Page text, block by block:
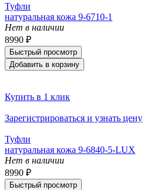
Туфли
натуральная кожа 9-6710-1
Нет в наличии
8990 ₽
Быстрый просмотр
Добавить в корзину
Купить в 1 клик
Зарегистрироваться и узнать цену
Туфли
натуральная кожа 9-6840-5-LUX
Нет в наличии
8990 ₽
Быстрый просмотр